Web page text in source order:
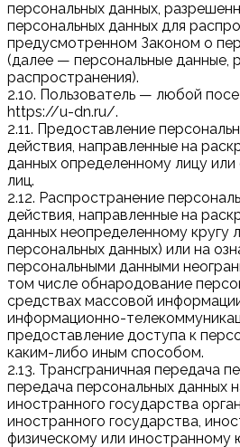
персональных данных,
персональных данных для
предусмотренном Законом о
(далее — персональные данные,
распространения).
2.10. Пользователь — любой
https://u-dn.ru/.
2.11. Предоставление
действия, направленные на
данных определенному лицу
лиц.
2.12. Распространение
действия, направленные на
данных неопределенному кругу
персональных данных) или на
персональными данными
том числе обнародование
средствах массовой
информационно-
предоставление доступа к
каким-либо иным способом.
2.13. Трансграничная передача
передача персональных данных
иностранного государства
иностранного государства,
физическому или иностранному